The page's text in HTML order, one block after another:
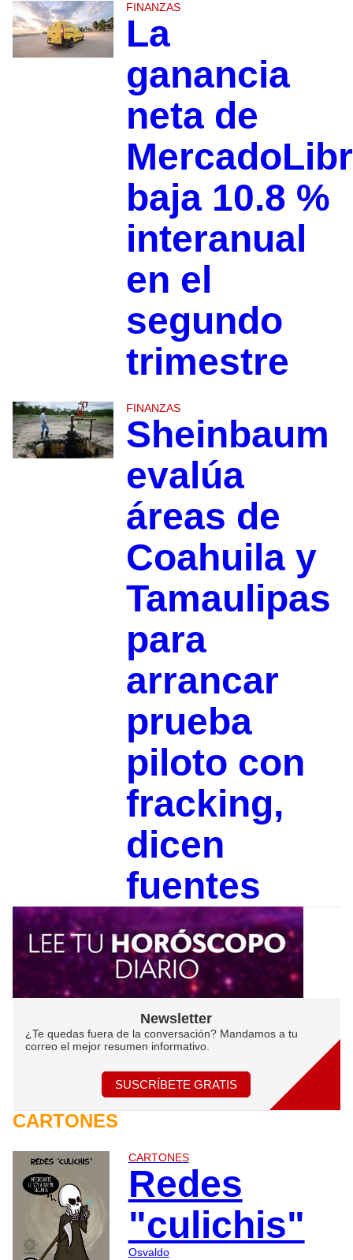
FINANZAS
La
ganancia
neta de
baja 10.8 %
interanual
en el
segundo
trimestre
FINANZAS
Sheinbaum
evalúa
áreas de
Coahuila y
Tamaulipas
para
arrancar
prueba
piloto con
fracking,
dicen
fuentes
Newsletter
¿Te quedas fuera de la conversación? Mandamos a tu
correo el mejor resumen informativo.
SUSCRÍBETE GRATIS
CARTONES
CARTONES
Redes
"culichis"
Osvaldo